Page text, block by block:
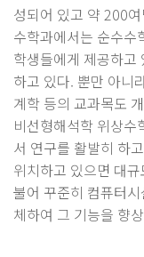
성되어 있고 약 200
수학과에서는 순수수
학생들에게 제공하고
하고 있다. 뿐만 아니
계학 등의 교과목도
비선형해석학 위상수
서 연구를 활발히 하
위치하고 있으면 대
불어 꾸준히 컴퓨터
체하여 그 기능을 향